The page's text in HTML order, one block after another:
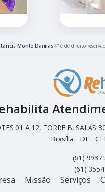
Monte Darmas I" é de direito
01 A 12, TORRE B,
Brasília - DF -
(61)
(61)
Missão Serviços